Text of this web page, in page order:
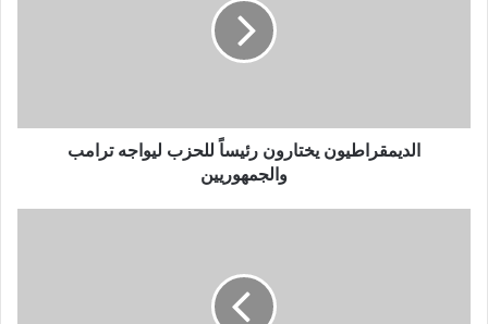
الديمقراطيون يختارون رئيساً للحزب ليواجه ترامب
والجمهوريين